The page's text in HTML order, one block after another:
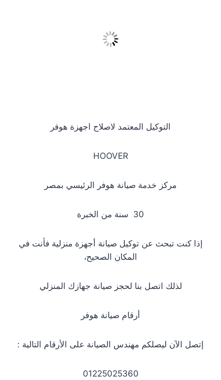
التوكيل المعتمد لاصلاح اجهزة هوفر
HOOVER
مركز خدمة صيانة هوفر الرئيسي بمصر
30 سنة من الخبرة
إذا كنت تبحث عن توكيل صيانة أجهزة منزلية فأنت في
المكان الصحيح،
لذلك اتصل بنا لحجز صيانة جهازك المنزلي
أرقام صيانة هوفر
إتصل الآن ليصلكم مهندس الصيانة على الأرقام التالية :
01225025360